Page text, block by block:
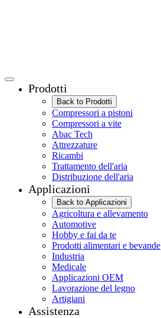
Prodotti
Back to Prodotti
Compressori a pistoni
Compressori a vite
Abac Tech
Attrezzature
Ricambi
Trattamento dell'aria
Distribuzione dell'aria
Applicazioni
Back to Applicazioni
Agricoltura e allevamento
Automotive
Hobby e fai da te
Prodotti alimentari e bevande
Industria
Medicale
Applicazioni OEM
Lavorazione del legno
Artigiani
Assistenza